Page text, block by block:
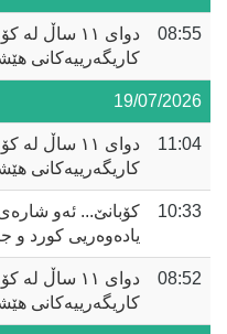
08:55
دوای ١١
کاریگەرییەکانی
19/07/2026
11:04
دوای ١١
کاریگەرییەکانی
10:33
کۆبانێ... ئەو
یادەوەریی کورد و
08:52
دوای ١١
کاریگەرییەکانی